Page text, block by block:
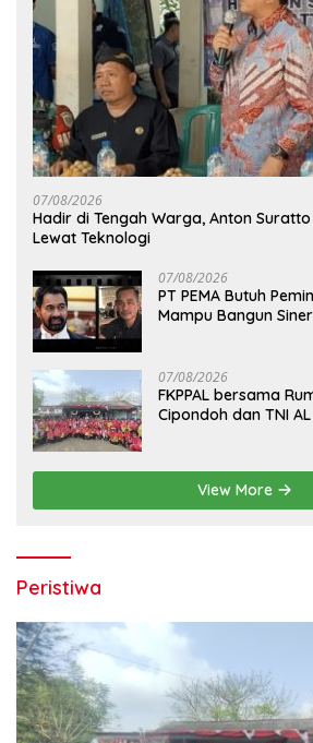
07/08/2026
Hadir di Tengah Warga, Anton
Lewat Teknologi
07/08/2026
PT PEMA Butuh
Mampu Bangun
07/08/2026
FKPPAL bersama
Cipondoh dan TNI
View More
Peristiwa